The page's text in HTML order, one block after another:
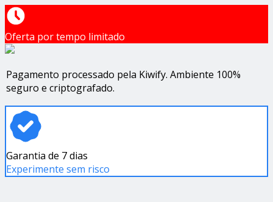
Oferta por tempo limitado
Pagamento processado pela Kiwify. Ambiente 100%
seguro e criptografado.
Garantia de 7 dias
Experimente sem risco